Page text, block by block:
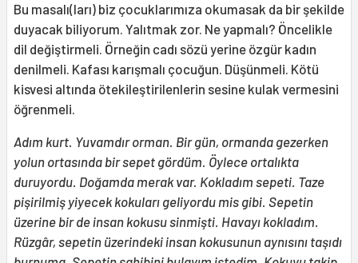
Bu masalı(ları) biz çocuklarımıza okumasak da bir şekilde
duyacak biliyorum. Yalıtmak zor. Ne yapmalı? Öncelikle
dil değiştirmeli. Örneğin cadı sözü yerine özgür kadın
denilmeli. Kafası karışmalı çocuğun. Düşünmeli. Kötü
kisvesi altında ötekileştirilenlerin sesine kulak vermesini
öğrenmeli.
Adım kurt. Yuvamdır orman. Bir gün, ormanda gezerken
yolun ortasında bir sepet gördüm. Öylece ortalıkta
duruyordu. Doğamda merak var. Kokladım sepeti. Taze
pişirilmiş yiyecek kokuları geliyordu mis gibi. Sepetin
üzerine bir de insan kokusu sinmişti. Havayı kokladım.
Rüzgâr, sepetin üzerindeki insan kokusunun aynısını taşıdı